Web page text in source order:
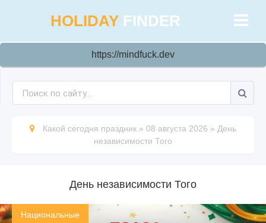
HOLIDAY FINDER
https://mindfuck.dev
Какой сегодня праздник » 08 августа 2026 » День
независимости Того
День независимости Того
Национальные